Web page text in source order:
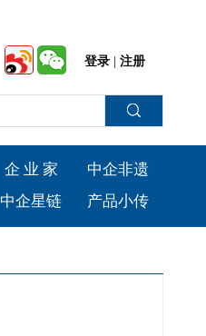
登录 注册
企 业 家
中企非遗
中企星链 产品小传